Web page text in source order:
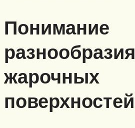
Понимание
разнообразия
жарочных
поверхностей